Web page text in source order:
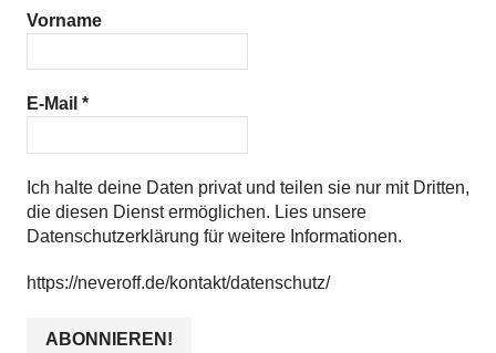
Vorname
E-Mail *
Ich halte deine Daten privat und teilen sie nur mit Dritten,
die diesen Dienst ermöglichen. Lies unsere
Datenschutzerklärung für weitere Informationen.
https://neveroff.de/kontakt/datenschutz/